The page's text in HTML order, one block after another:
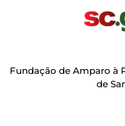
Fundação de Amparo à
de